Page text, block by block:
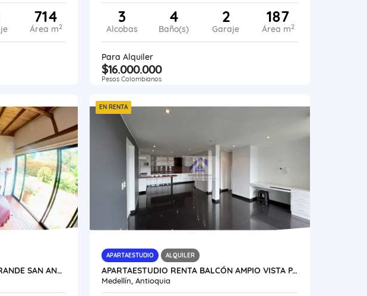
714
Área m2
3
Alcobas
4
Baño(s)
2
Garaje
187
Área m2
Para Alquiler
$16.000.000
Pesos Colombianos
MINI CASA TINY HOUSE LLANOGRANDE SAN ANTONIO POR MESES O APARTAESTUDIO
EN RENTA
APARTAESTUDIO ALQUILER
APARTAESTUDIO RENTA BALCÓN AMPIO VISTA PARQUEADERO LOS BALSOS
Medellín, Antioquia